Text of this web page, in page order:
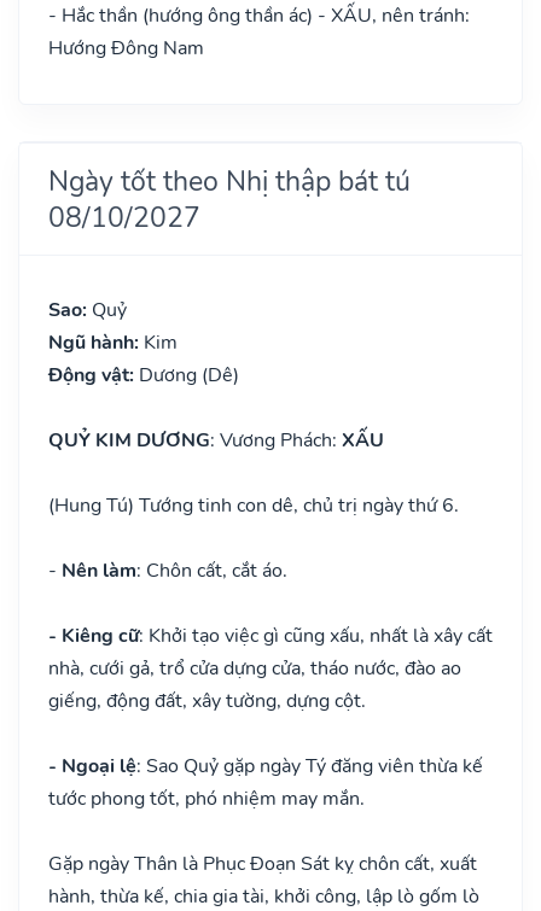
- Hắc thần (hướng ông thần ác) - XẤU, nên tránh:
Hướng Đông Nam
Ngày tốt theo Nhị thập bát tú
08/10/2027
Sao: Quỷ
Ngũ hành: Kim
Động vật: Dương (Dê)
QUỶ KIM DƯƠNG: Vương Phách: XẤU
(Hung Tú) Tướng tinh con dê, chủ trị ngày thứ 6.
- Nên làm: Chôn cất, cắt áo.
- Kiêng cữ: Khởi tạo việc gì cũng xấu, nhất là xây cất
nhà, cưới gả, trổ cửa dựng cửa, tháo nước, đào ao
giếng, động đất, xây tường, dựng cột.
- Ngoại lệ: Sao Quỷ gặp ngày Tý đăng viên thừa kế
tước phong tốt, phó nhiệm may mắn.
Gặp ngày Thân là Phục Đoạn Sát kỵ chôn cất, xuất
hành, thừa kế, chia gia tài, khởi công, lập lò gốm lò